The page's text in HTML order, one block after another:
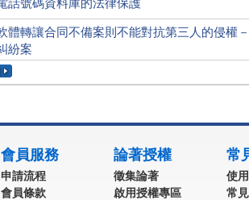
話號碼資料庫的法律保護
體轉讓合同不備案則不能對抗第三人的侵權
紛案
會員服務
申請流程
會員條款
論著授權
徵集論著
啟用授權專區
常
使
常